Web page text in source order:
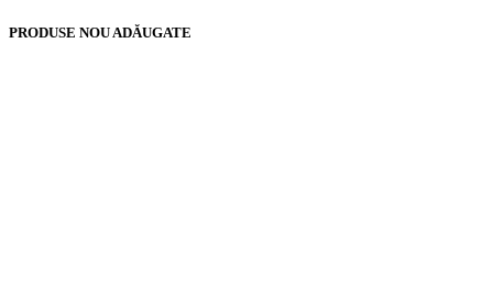
PRODUSE NOU ADĂUGATE